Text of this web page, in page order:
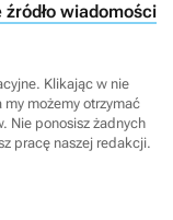
wiadomości
Klikając w nie
my możemy otrzymać
Nie ponosisz żadnych
pracę naszej redakcji.